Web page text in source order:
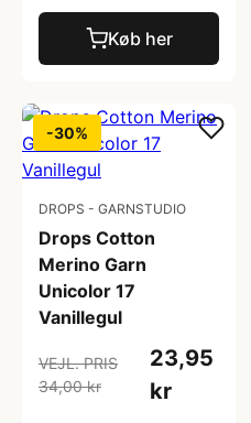
Køb her
-30%
DROPS - GARNSTUDIO
Drops Cotton
Merino Garn
Unicolor 17
Vanillegul
VEJL. PRIS
34,00 kr
23,95
kr